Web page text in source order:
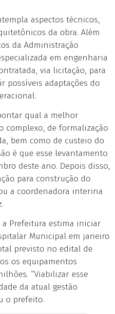
aspectos técnicos,
da obra. Além
da Administração
em engenharia
via licitação, para
possíveis adaptações do
qual a melhor
complexo, de formalização
bem como de custeio do
é que esse levantamento
deste ano. Depois disso,
para construção do
a coordenadora interina
a Prefeitura estima iniciar
Municipal em janeiro
previsto no edital de
os equipamentos
“Viabilizar esse
da atual gestão
o prefeito.